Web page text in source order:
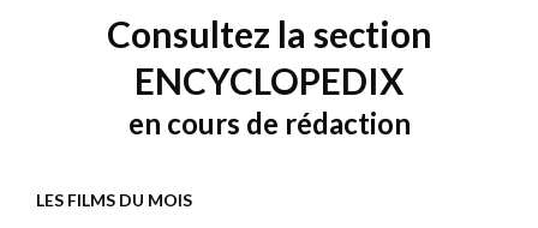
Consultez la section
ENCYCLOPEDIX
en cours de rédaction
LES FILMS DU MOIS